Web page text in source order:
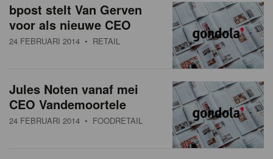
bpost stelt Van Gerven
voor als nieuwe CEO
24 FEBRUARI 2014 • RETAIL
Jules Noten vanaf mei
CEO Vandemoortele
24 FEBRUARI 2014 • FOODRETAIL